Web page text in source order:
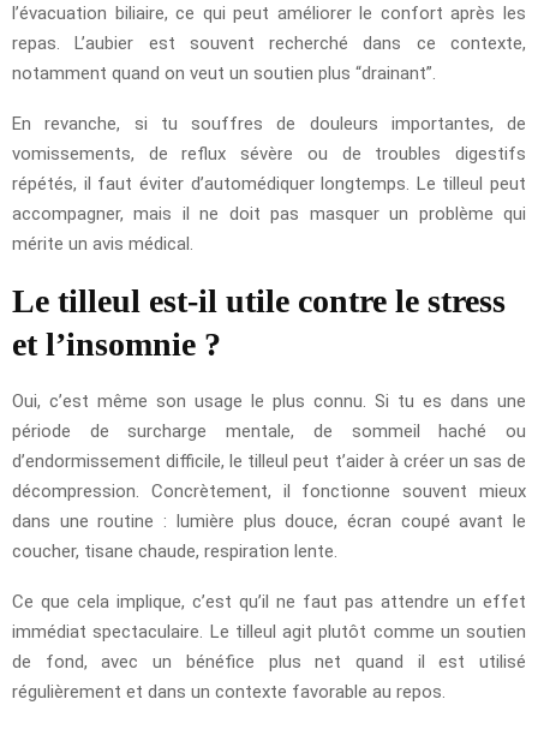
l’évacuation biliaire, ce qui peut améliorer le confort après les
repas. L’aubier est souvent recherché dans ce contexte,
notamment quand on veut un soutien plus “drainant”.
En revanche, si tu souffres de douleurs importantes, de
vomissements, de reflux sévère ou de troubles digestifs
répétés, il faut éviter d’automédiquer longtemps. Le tilleul peut
accompagner, mais il ne doit pas masquer un problème qui
mérite un avis médical.
Le tilleul est-il utile contre le stress
et l’insomnie ?
Oui, c’est même son usage le plus connu. Si tu es dans une
période de surcharge mentale, de sommeil haché ou
d’endormissement difficile, le tilleul peut t’aider à créer un sas de
décompression. Concrètement, il fonctionne souvent mieux
dans une routine : lumière plus douce, écran coupé avant le
coucher, tisane chaude, respiration lente.
Ce que cela implique, c’est qu’il ne faut pas attendre un effet
immédiat spectaculaire. Le tilleul agit plutôt comme un soutien
de fond, avec un bénéfice plus net quand il est utilisé
régulièrement et dans un contexte favorable au repos.